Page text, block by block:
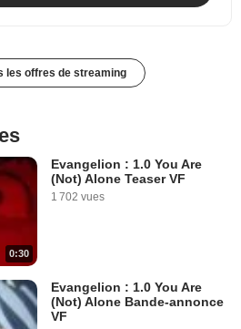
les offres de streaming
0:30
Evangelion : 1.0 You Are
(Not) Alone Teaser VF
1 702 vues
Evangelion : 1.0 You Are
(Not) Alone Bande-annonce
VF